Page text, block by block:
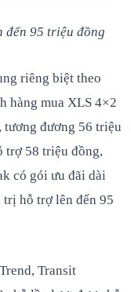
đến 95 triệu đồng
riêng biệt theo
hàng mua XLS 4×2
tương đương 56 triệu
trợ 58 triệu đồng,
có gói ưu đãi dài
hỗ trợ lên đến 95
Transit